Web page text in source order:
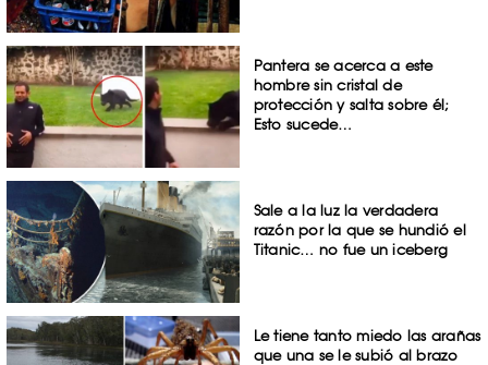
Pantera se acerca a este
hombre sin cristal de
protección y salta sobre él;
Esto sucede…
Sale a la luz la verdadera
razón por la que se hundió el
Titanic… no fue un iceberg
Le tiene tanto miedo las arañas
que una se le subió al brazo